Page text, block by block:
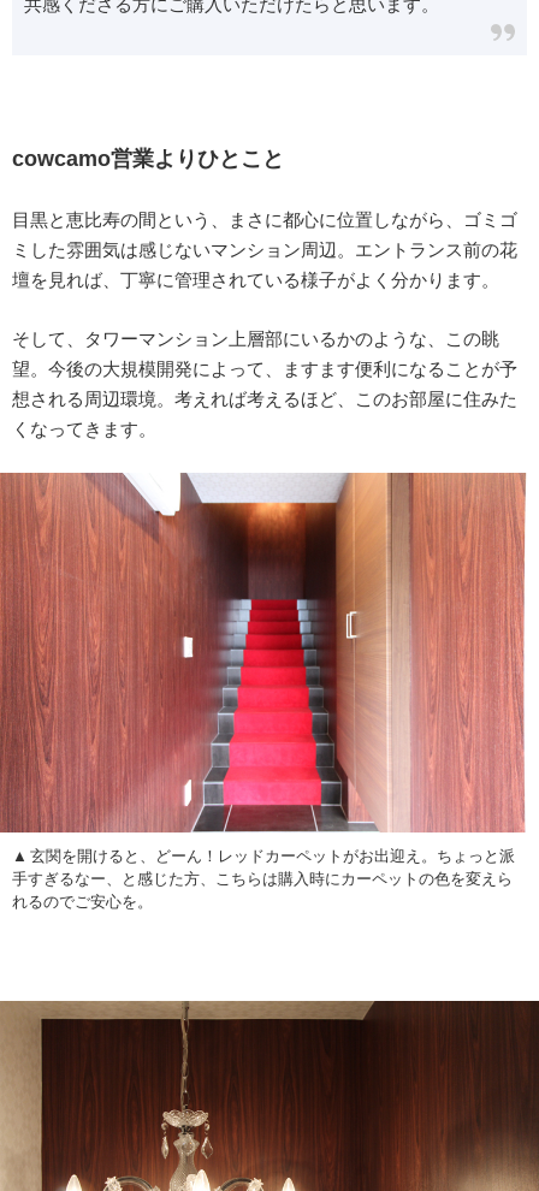
共感くださる方にご購入いただけたらと思います。
cowcamo営業よりひとこと
目黒と恵比寿の間という、まさに都心に位置しながら、ゴミゴ
ミした雰囲気は感じないマンション周辺。エントランス前の花
壇を見れば、丁寧に管理されている様子がよく分かります。
そして、タワーマンション上層部にいるかのような、この眺
望。今後の大規模開発によって、ますます便利になることが予
想される周辺環境。考えれば考えるほど、このお部屋に住みた
くなってきます。
玄関を開けると、どーん！レッドカーペットがお出迎え。ちょっと派
手すぎるなー、と感じた方、こちらは購入時にカーペットの色を変えら
れるのでご安心を。